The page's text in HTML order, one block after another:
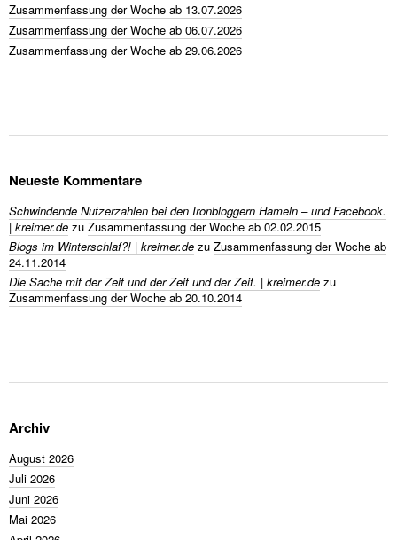
Zusammenfassung der Woche ab 13.07.2026
Zusammenfassung der Woche ab 06.07.2026
Zusammenfassung der Woche ab 29.06.2026
Neueste Kommentare
Schwindende Nutzerzahlen bei den Ironbloggern Hameln – und Facebook.
| kreimer.de zu Zusammenfassung der Woche ab 02.02.2015
Blogs im Winterschlaf?! | kreimer.de zu Zusammenfassung der Woche ab
24.11.2014
Die Sache mit der Zeit und der Zeit und der Zeit. | kreimer.de zu
Zusammenfassung der Woche ab 20.10.2014
Archiv
August 2026
Juli 2026
Juni 2026
Mai 2026